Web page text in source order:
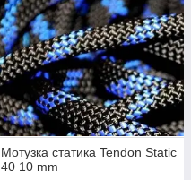
Мотузка статика Tendon Static
40 10 mm